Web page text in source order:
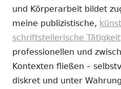
und Körperarbeit bildet
meine publizistische,
schriftstellerische Tätigkeit
professionellen und
Kontexten fließen –
diskret und unter